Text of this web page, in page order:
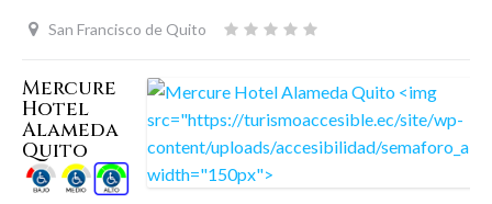
San Francisco de Quito
Mercure
Hotel
Alameda
Quito